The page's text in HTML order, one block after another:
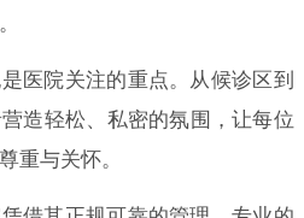
医院关注的重点。从候诊区到
造轻松、私密的氛围，让每位
重与关怀。